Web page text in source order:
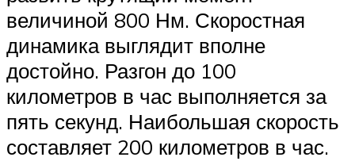
величиной 800 Нм. Скоростная
динамика выглядит вполне
достойно. Разгон до 100
километров в час выполняется за
пять секунд. Наибольшая скорость
составляет 200 километров в час.